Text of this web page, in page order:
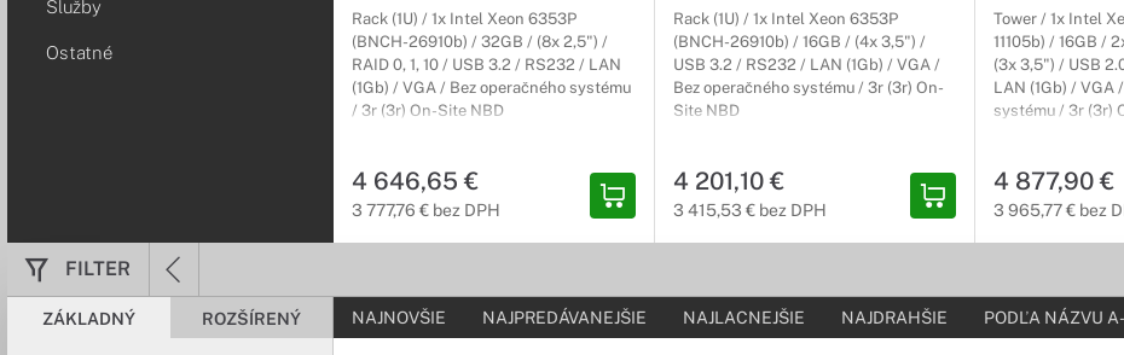
Služby
Ostatné Rackové skrine a príslušenstvo
Navrhnuté pre čo najširšie spektrum inštalácií
Dátový rozvádzač je perfektný pre použitie ako hlavný rozvádzač v sieťových inštaláciách, ale
Rack (1U) / 1x Intel Xeon 6353P
(BNCH-26910b) / 32GB / (8x 2,5") /
RAID 0, 1, 10 / USB 3.2 / RS232 / LAN
(1Gb) / VGA / Bez operačného systému
/ 3r (3r) On-Site NBD
4 646,65 €
3 777,76 € bez DPH
Rack (1U) / 1x Intel Xeon 6353P
(BNCH-26910b) / 16GB / (4x 3,5") /
USB 3.2 / RS232 / LAN (1Gb) / VGA /
Bez operačného systému / 3r (3r) On-
Site NBD
4 201,10 €
3 415,53 € bez DPH
Tower / 1x Intel
11105b) / 16GB /
(3x 3,5") / USB
LAN (1Gb) / VGA
systému / 3r (3r)
4 877,90 €
3 965,77 € bez
FILTER
ZÁKLADNÝ ROZŠÍRENÝ NAJNOVŠIE NAJPREDÁVANEJŠIE NAJLACNEJŠIE NAJDRAHŠIE PODĽA NÁZVU